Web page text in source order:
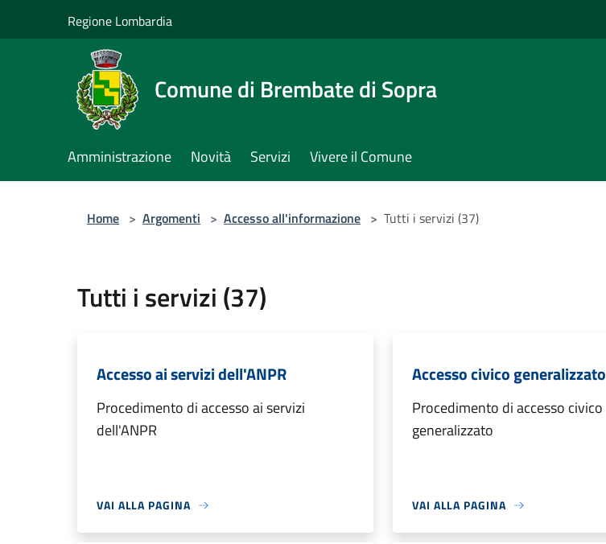
Regione Lombardia
Comune di Brembate di Sopra
Amministrazione Novità Servizi Vivere il Comune
Home > Argomenti > Accesso all'informazione > Tutti i servizi (37)
Tutti i servizi (37)
Accesso ai servizi dell'ANPR
Procedimento di accesso ai servizi
dell'ANPR
VAI ALLA PAGINA
Accesso civico generalizzato
Procedimento di accesso civico
generalizzato
VAI ALLA PAGINA